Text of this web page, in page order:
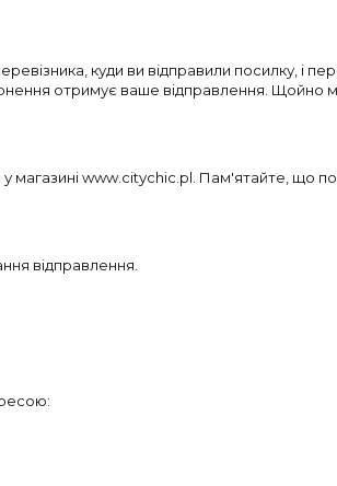
куди ви відправили посилку, і
отримує ваше відправлення. Щойно
www.citychic.pl. Пам'ятайте, що
відправлення.